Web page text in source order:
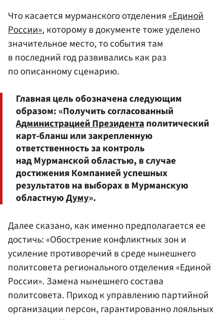
Что касается мурманского отделения«Единой
России», которому в документе тоже уделено
значительное место, то события там
в последний год развивались как раз
по описанному сценарию.
Главная цель обозначена следующим
образом: «Получить согласованный
Администрацией Президентаполитический
карт-бланш или закрепленную
ответственность за контроль
над Мурманской областью, в случае
достижения Компанией успешных
результатов на выборах в Мурманскую
областнуюДуму».
Далее сказано, как именно предполагается ее
достичь: «Обострение конфликтных зон и
усиление противоречий в среде нынешнего
политсовета регионального отделения «Единой
России». Замена нынешнего состава
политсовета. Приход к управлению партийной
организации персон, гарантированно лояльных